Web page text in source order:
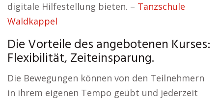
digitale Hilfestellung bieten. – Tanzschule
Waldkappel
Die Vorteile des angebotenen Kurses:
Flexibilität, Zeiteinsparung.
Die Bewegungen können von den Teilnehmern
in ihrem eigenen Tempo geübt und jederzeit